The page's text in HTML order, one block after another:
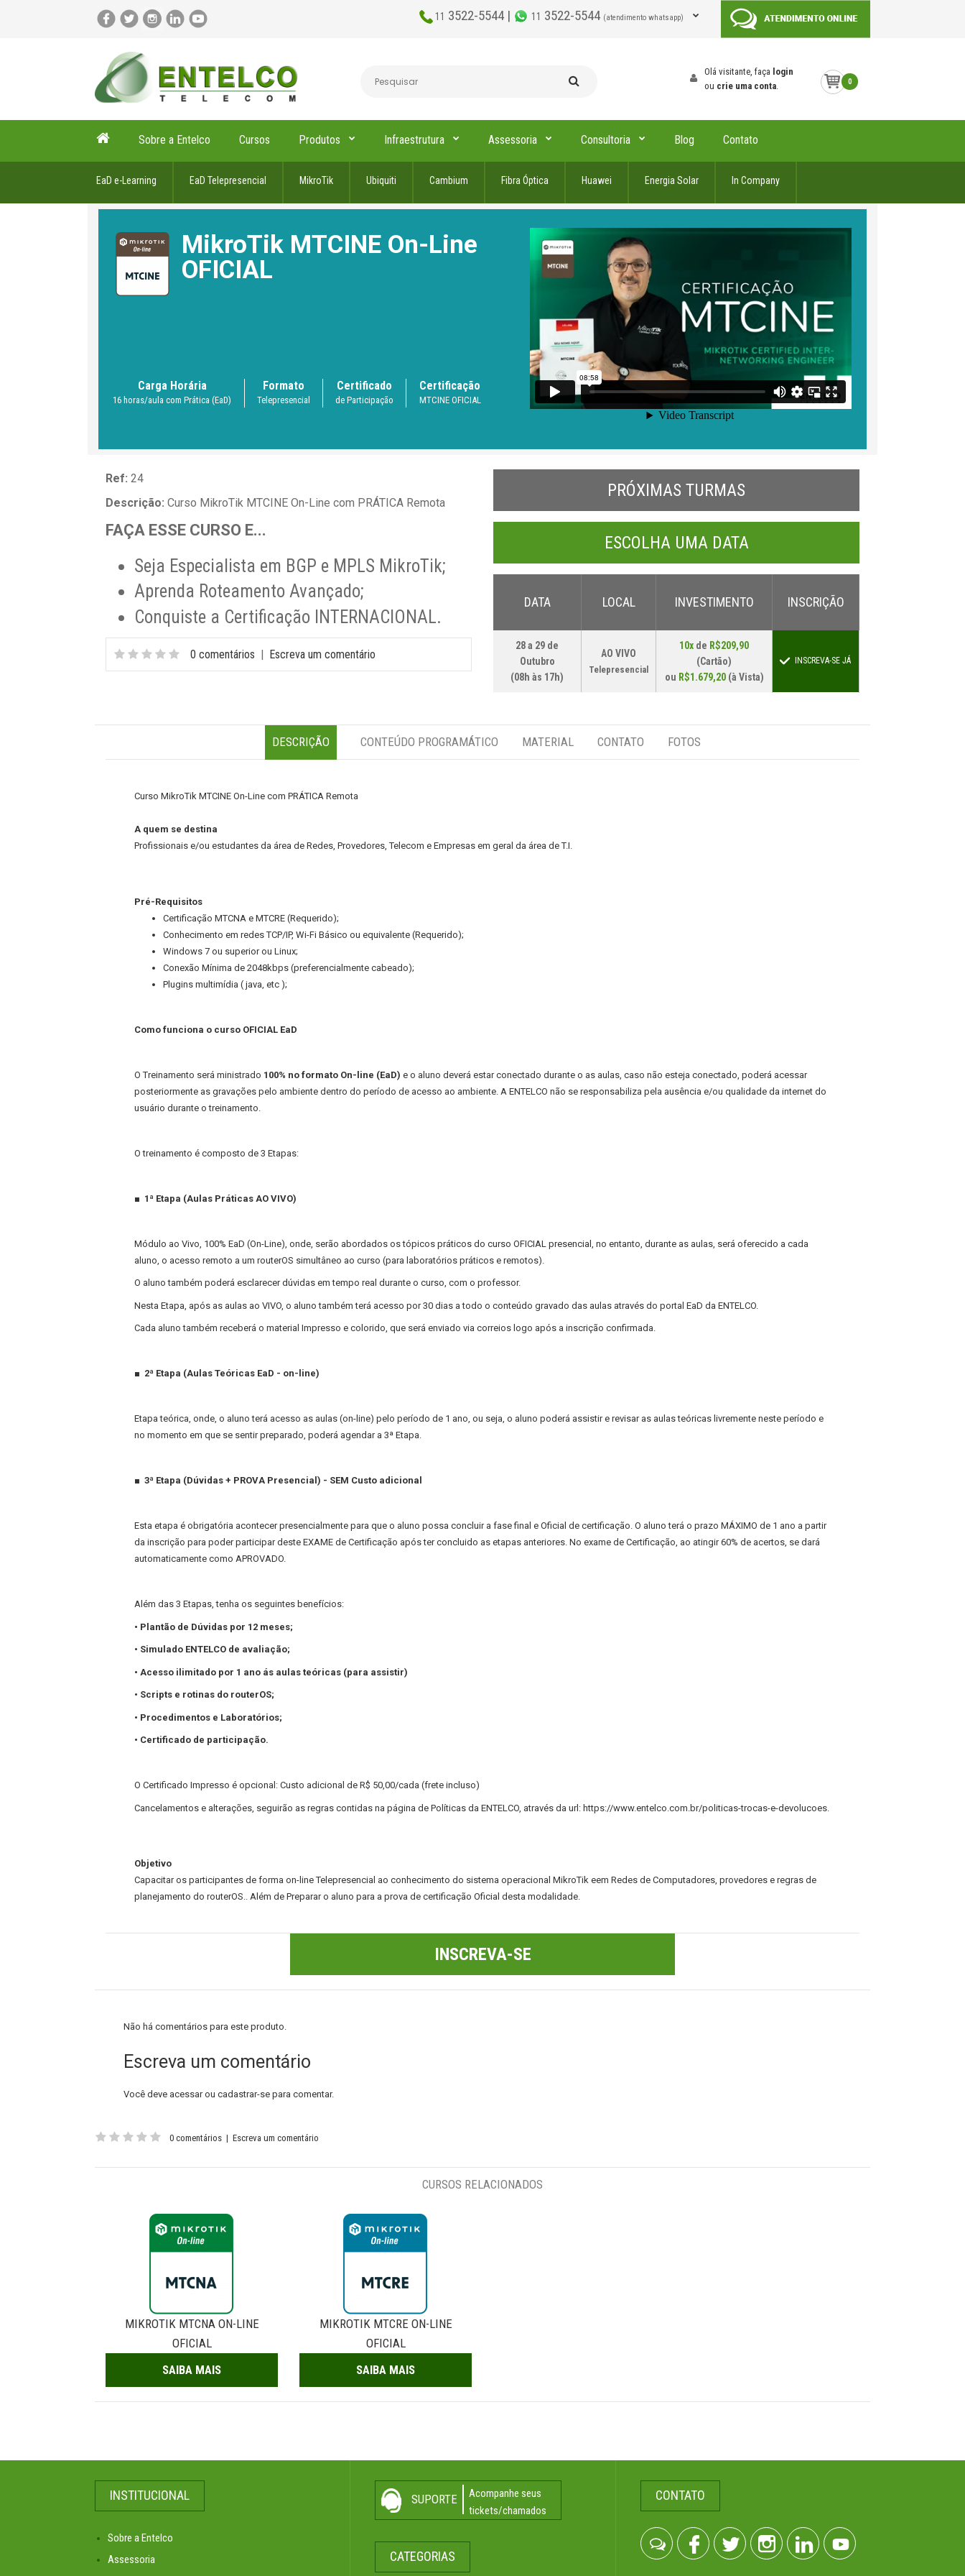
11 3522-5544 | 11 3522-5544 (atendimento whatsapp)
0
Olá visitante, faça login
ou crie uma conta.
Sobre a Entelco Cursos Produtos Infraestrutura Assessoria Consultoria Blog Contato
EaD e-Learning EaD Telepresencial MikroTik Ubiquiti Cambium Fibra Óptica Huawei Energia Solar In Company
MikroTik MTCINE On-Line
OFICIAL
Carga Horária
16 horas/aula com Prática (EaD)
Formato
Telepresencial
Certificado
de Participação
Certificação
MTCINE OFICIAL
Ref: 24
Descrição: Curso MikroTik MTCINE On-Line com PRÁTICA Remota
FAÇA ESSE CURSO E...
Seja Especialista em BGP e MPLS MikroTik;
Aprenda Roteamento Avançado;
Conquiste a Certificação INTERNACIONAL.
0 comentários | Escreva um comentário
PRÓXIMAS TURMAS
ESCOLHA UMA DATA
DATA LOCAL INVESTIMENTO INSCRIÇÃO
28 a 29 de
Outubro
(08h às 17h)
AO VIVO
Telepresencial
10x de R$209,90
(Cartão)
ou R$1.679,20(à Vista)
INSCREVA-SE JÁ
DESCRIÇÃO CONTEÚDO PROGRAMÁTICO MATERIAL CONTATO FOTOS
Curso MikroTik MTCINE On-Line com PRÁTICA Remota
A quem se destina
Profissionais e/ou estudantes da área de Redes, Provedores, Telecom e Empresas em geral da área de T.I.
Pré-Requisitos
Certificação MTCNA e MTCRE (Requerido);
Conhecimento em redes TCP/IP, Wi-Fi Básico ou equivalente (Requerido);
Windows 7 ou superior ou Linux;
Conexão Mínima de 2048kbps (preferencialmente cabeado);
Plugins multimídia ( java, etc );
Como funciona o curso OFICIAL EaD
O Treinamento será ministrado 100% no formato On-line (EaD) e o aluno deverá estar conectado durante o as aulas, caso não esteja conectado, poderá acessar
posteriormente as gravações pelo ambiente dentro do período de acesso ao ambiente. A ENTELCO não se responsabiliza pela ausência e/ou qualidade da internet do
usuário durante o treinamento.
O treinamento é composto de 3 Etapas:
■ 1ª Etapa (Aulas Práticas AO VIVO)
Módulo ao Vivo, 100% EaD (On-Line), onde, serão abordados os tópicos práticos do curso OFICIAL presencial, no entanto, durante as aulas, será oferecido a cada
aluno, o acesso remoto a um routerOS simultâneo ao curso (para laboratórios práticos e remotos).
O aluno também poderá esclarecer dúvidas em tempo real durante o curso, com o professor.
Nesta Etapa, após as aulas ao VIVO, o aluno também terá acesso por 30 dias a todo o conteúdo gravado das aulas através do portal EaD da ENTELCO.
Cada aluno também receberá o material Impresso e colorido, que será enviado via correios logo após a inscrição confirmada.
■ 2ª Etapa (Aulas Teóricas EaD - on-line)
Etapa teórica, onde, o aluno terá acesso as aulas (on-line) pelo período de 1 ano, ou seja, o aluno poderá assistir e revisar as aulas teóricas livremente neste período e
no momento em que se sentir preparado, poderá agendar a 3ª Etapa.
■ 3ª Etapa (Dúvidas + PROVA Presencial) - SEM Custo adicional
Esta etapa é obrigatória acontecer presencialmente para que o aluno possa concluir a fase final e Oficial de certificação. O aluno terá o prazo MÁXIMO de 1 ano a partir
da inscrição para poder participar deste EXAME de Certificação após ter concluido as etapas anteriores. No exame de Certificação, ao atingir 60% de acertos, se dará
automaticamente como APROVADO.
Além das 3 Etapas, tenha os seguintes benefícios:
• Plantão de Dúvidas por 12 meses;
• Simulado ENTELCO de avaliação;
• Acesso ilimitado por 1 ano ás aulas teóricas (para assistir)
• Scripts e rotinas do routerOS;
• Procedimentos e Laboratórios;
• Certificado de participação.
O Certificado Impresso é opcional: Custo adicional de R$ 50,00/cada (frete incluso)
Cancelamentos e alterações, seguirão as regras contidas na página de Políticas da ENTELCO, através da url: https://www.entelco.com.br/politicas-trocas-e-devolucoes.
Objetivo
Capacitar os participantes de forma on-line Telepresencial ao conhecimento do sistema operacional MikroTik eem Redes de Computadores, provedores e regras de
planejamento do routerOS.. Além de Preparar o aluno para a prova de certificação Oficial desta modalidade.
INSCREVA-SE
Não há comentários para este produto.
Escreva um comentário
Você deve acessarou cadastrar-se para comentar.
0 comentários | Escreva um comentário
CURSOS RELACIONADOS
MIKROTIK MTCNA ON-LINE
OFICIAL
SAIBA MAIS
MIKROTIK MTCRE ON-LINE
OFICIAL
SAIBA MAIS
INSTITUCIONAL
Sobre a Entelco
Assessoria
SUPORTE
Acompanhe seus
tickets/chamados
CATEGORIAS
CONTATO